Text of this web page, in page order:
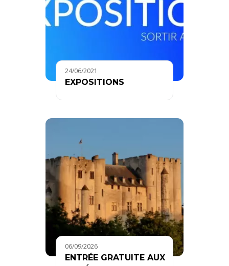
24/06/2021
EXPOSITIONS
06/09/2026
ENTRÉE GRATUITE AUX